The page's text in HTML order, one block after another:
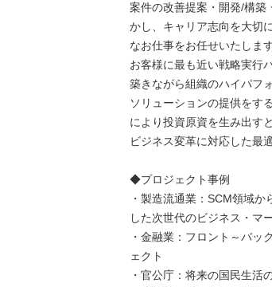
案件の改善提案・開発/構築
かし、キャリア志向を大切
なお仕事をお任せいたします
お客様に最も近い戦略実行
築きながら組織のハイパフ
ソリューションの提供をす
により投資原資を生み出す
ビジネス変革に対応した最
◆プロジェクト事例
・製造流通業：SCM領域
した次世代のビジネス・マ
・金融業：フロント～バッ
ェクト
・官公庁：将来の国民生活